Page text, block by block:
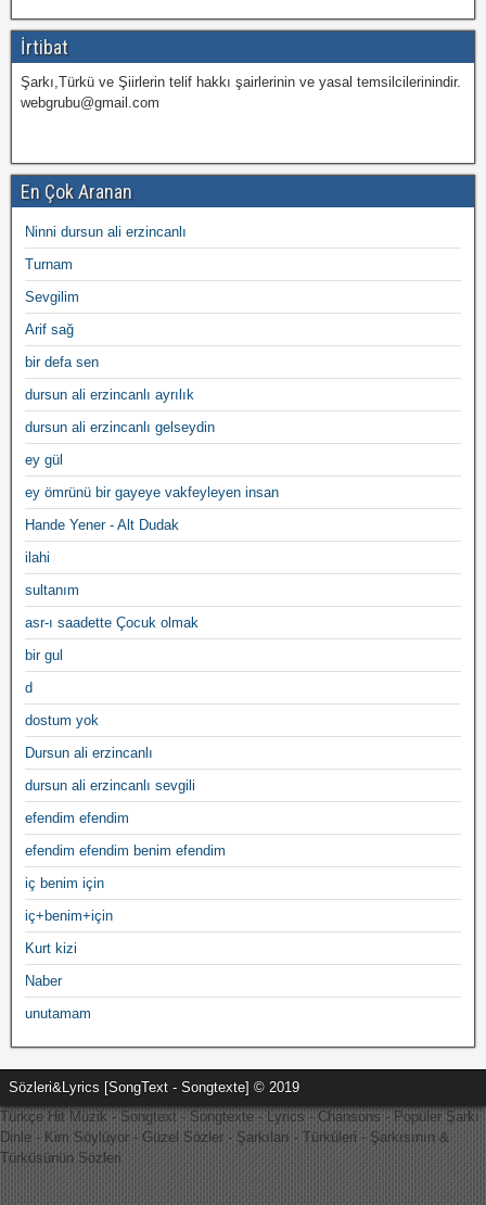
İrtibat
Şarkı,Türkü ve Şiirlerin telif hakkı şairlerinin ve yasal temsilcilerinindir.
webgrubu@gmail.com
En Çok Aranan
Ninni dursun ali erzincanlı
Turnam
Sevgilim
Arif sağ
bir defa sen
dursun ali erzincanlı ayrılık
dursun ali erzincanlı gelseydin
ey gül
ey ömrünü bir gayeye vakfeyleyen insan
Hande Yener - Alt Dudak
ilahi
sultanım
asr-ı saadette Çocuk olmak
bir gul
d
dostum yok
Dursun ali erzincanlı
dursun ali erzincanlı sevgili
efendim efendim
efendim efendim benim efendim
iç benim için
iç+benim+için
Kurt kizi
Naber
unutamam
Sözleri&Lyrics [SongText - Songtexte] © 2019
Türkçe Hit Müzik - Songtext - Songtexte - Lyrics - Chansons - Popüler Şarkı
Dinle - Kim Söylüyor - Güzel Sözler - Şarkıları - Türküleri - Şarkısının &
Türküsünün Sözleri